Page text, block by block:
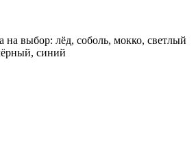
на выбор: лёд, соболь, мокко, светлый
синий